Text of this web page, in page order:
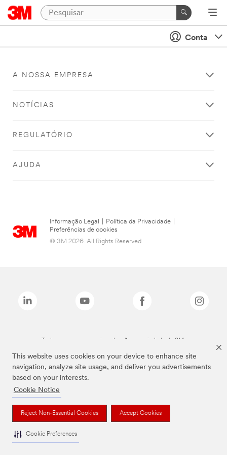
This website uses cookies on your device to enhance site
navigation, analyze site usage, and deliver you advertisements
based on your interests.
Cookie Notice
Reject Non-Essential Cookies Accept Cookies
Cookie Preferences
Conta
A NOSSA EMPRESA
NOTÍCIAS
REGULATÓRIO
AJUDA
Informação Legal Política da Privacidade
Preferências de cookies
© 3M 2026. All Rights Reserved.
Todas as marcas mencionadas são propriedade da 3M.